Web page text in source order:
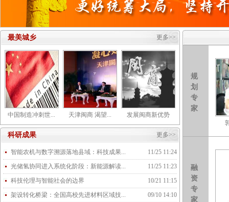
最美城乡 更多>>
中国制造冲刺世... 天津闽商 渴望... 发展闽商新优势
科研成果 更多>>
智能农机与数字溯源落地县域：科技成果...
11/25 11:24
光储氢协同进入系统化阶段：新能源解读...
11/25 11:23
科技伦理与智能社会的边界
10/21 11:15
架设转化桥梁：全国高校先进材料区域技...
09/10 14:10
规
划
专
家
融
资
专
家